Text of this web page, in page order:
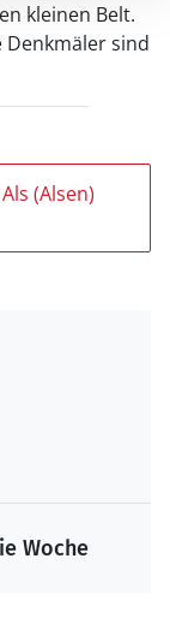
kleinen Belt.
sind
(Alsen)